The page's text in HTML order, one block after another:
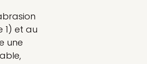
1) et au
une